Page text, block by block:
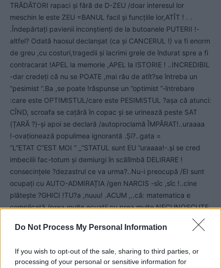
Do Not Process My Personal Information
If you wish to opt-out of the sale, sharing to third parties, or
processing of your personal or sensitive information for
TRĂDĂTORI rapaci și fără de D-ZEU /doar interesul lor
meschin le este ZEU =BANUL facil și funcțiile lor,ATÎT ! . .
.Îndepărtați pavienii inconștienți de la butoanele PUTERII !-
altfel? Odată haosul declanșat (ca și CANCERUL !) va fi enorm
de greu ,cu costuri,tragedii și lacrimi grele de îndurat spre a fi
contracarat !APEL la memorie ,APEL la ISTORIE ! ..INCREDIBIL
-dar credeți că nu se POATE ,mai rău de atît?se întreba un
”pesimist ”.Ba ,se poate !răspunse un ”optimist ”-întrebare
:care este OPTIMISTUL/care este PESIMISTUL ?așa că atunci:
CÎND, scroafa se cațără în copac și se urinează peste SAT
(ȚARĂ ?)-și apoi se declară /autoproclamă ÎMPĂRAT!..uraaaa
!-ovaționează populimea ignorantă .Și?..gata =
”L”ETAT C”EST MOI ” _”STATUL sunt EU ”uraaaa!-.și se cred
imbecilii fac-totum și demiurgi în scălîmbă DELIRARE !
consecințele ?dezastrul ce va urma?..Nu-i preocupă /EI sunt
ocupați cu AUTO-ADMIRAȚIA /gen NARCIS -sîc ,sîc !..cine
plătește ?GHICI !TU?a ,nuuu! .ACUM ,..că: matematica e
complicată /prea multe ecuații cu prea multe NECUNOSCUTE
TEME-DILEME ,literatura(DICȚIONARUL
luate cîte K dintre ele ..etc..etc..de pe unii ,cu prea puțini
neuroni /dar cu pretenții invers proporționale cu